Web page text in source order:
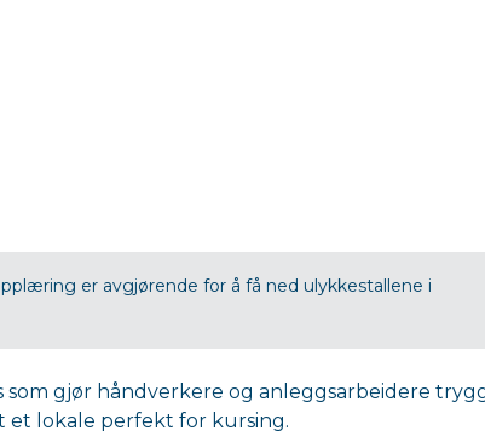
er avgjørende for å få ned ulykkestallene i
gjør håndverkere og anleggsarbeidere
et lokale perfekt for kursing.